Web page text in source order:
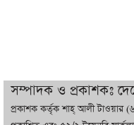
বাজারে
সম্পাদক ও প্রকাশকঃ
প্রকাশক কর্তৃক শাহ্ আলী টাওয়ার